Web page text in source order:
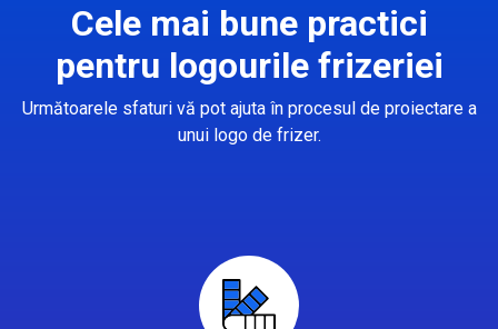
Cele mai bune practici
pentru logourile frizeriei
Următoarele sfaturi vă pot ajuta în procesul de proiectare a
unui logo de frizer.